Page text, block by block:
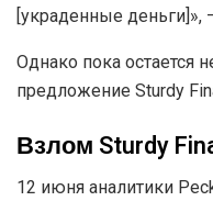
[украденные деньги]»,
Однако пока остается
предложение Sturdy
Взлом Sturdy
12 июня аналитики